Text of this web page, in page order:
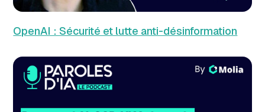
OpenAI : Sécurité et lutte anti-désinformation